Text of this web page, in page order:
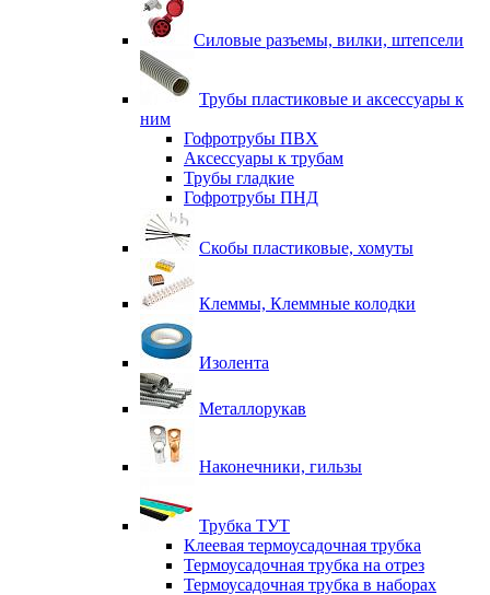
Силовые разъемы, вилки, штепсели
Трубы пластиковые и аксессуары к
ним
Гофротрубы ПВХ
Аксессуары к трубам
Трубы гладкие
Гофротрубы ПНД
Скобы пластиковые, хомуты
Клеммы, Клеммные колодки
Изолента
Металлорукав
Наконечники, гильзы
Трубка ТУТ
Клеевая термоусадочная трубка
Термоусадочная трубка на отрез
Термоусадочная трубка в наборах